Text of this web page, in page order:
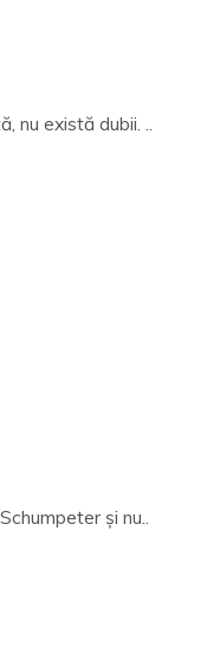
nu există dubii. ..
și nu..